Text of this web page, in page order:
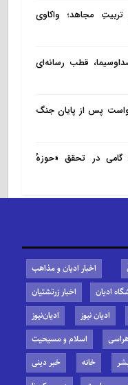
مجاهد؛ واکاوی
قطب رسانه‌ای
پس از پایان جنگ
گامی در تحقق «حوزهٔ
اخبار ادیان و مذاهب
ادیان
اخبار زرتشتیان
ادیان نیوز
ادیان‌نیوز
اسلام و مسیحیت
خانه
خبر دینی